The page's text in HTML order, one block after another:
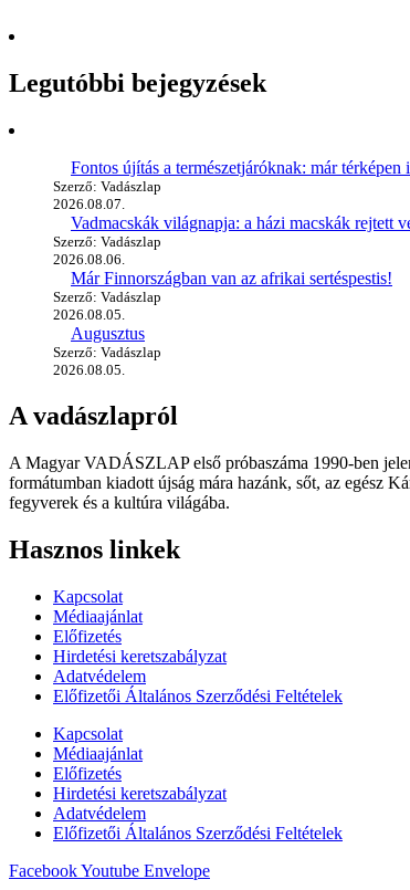
Legutóbbi bejegyzések
Fontos újítás a természetjáróknak: már
Szerző: Vadászlap
2026.08.07.
Vadmacskák világnapja: a házi macskák rejtett
Szerző: Vadászlap
2026.08.06.
Már Finnországban van az afrikai sertéspestis!
Szerző: Vadászlap
2026.08.05.
Augusztus
Szerző: Vadászlap
2026.08.05.
A vadászlapról
A Magyar VADÁSZLAP első próbaszáma 1990-ben
formátumban kiadott újság mára hazánk, sőt, az egész
fegyverek és a kultúra világába.
Hasznos linkek
Kapcsolat
Médiaajánlat
Előfizetés
Hirdetési keretszabályzat
Adatvédelem
Előfizetői Általános Szerződési Feltételek
Kapcsolat
Médiaajánlat
Előfizetés
Hirdetési keretszabályzat
Adatvédelem
Előfizetői Általános Szerződési Feltételek
FacebookYoutube Envelope